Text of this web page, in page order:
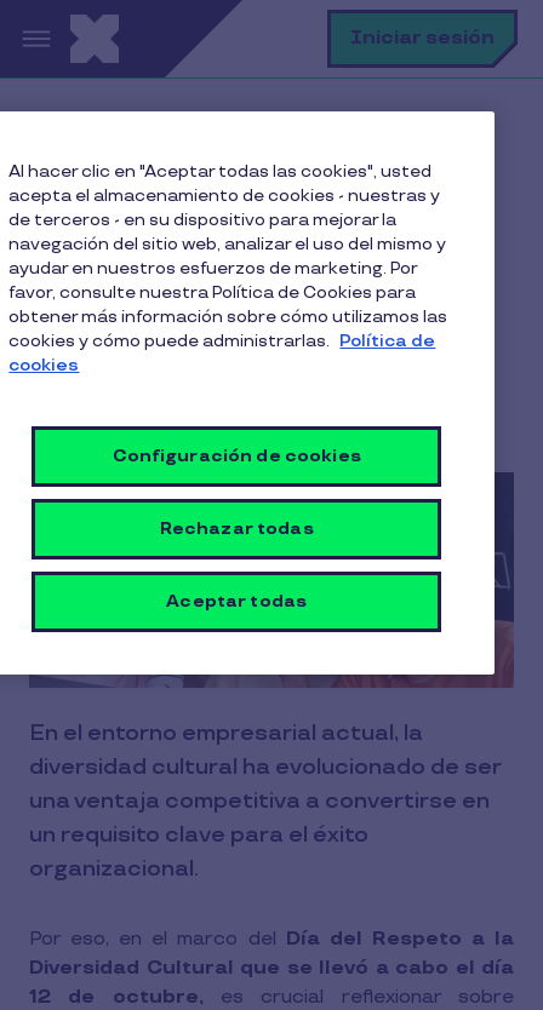
Pasar al contenido principal Iniciar sesión
Productividad Laboral
Beneficios de un equipo multicultural
Beneficios de un equipo
multicultural
5 Min de Lectura 20 Noviembre 2023
En el entorno empresarial actual, la
diversidad cultural ha evolucionado de ser
una ventaja competitiva a convertirse en
un requisito clave para el éxito
organizacional.
Por eso, en el marco del Día del Respeto a la
Diversidad Cultural que se llevó a cabo el día
12 de octubre, es crucial reflexionar sobre
Al hacer clic en "Aceptar todas las cookies", usted
acepta el almacenamiento de cookies - nuestras y
de terceros - en su dispositivo para mejorar la
navegación del sitio web, analizar el uso del mismo y
ayudar en nuestros esfuerzos de marketing. Por
favor, consulte nuestra Política de Cookies para
obtener más información sobre cómo utilizamos las
cookies y cómo puede administrarlas. Política de
cookies
Configuración de cookies
Rechazar todas
Aceptar todas